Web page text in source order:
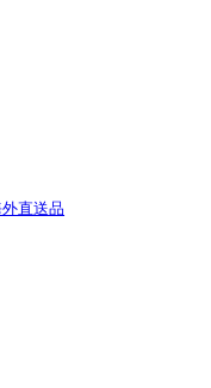
直送品